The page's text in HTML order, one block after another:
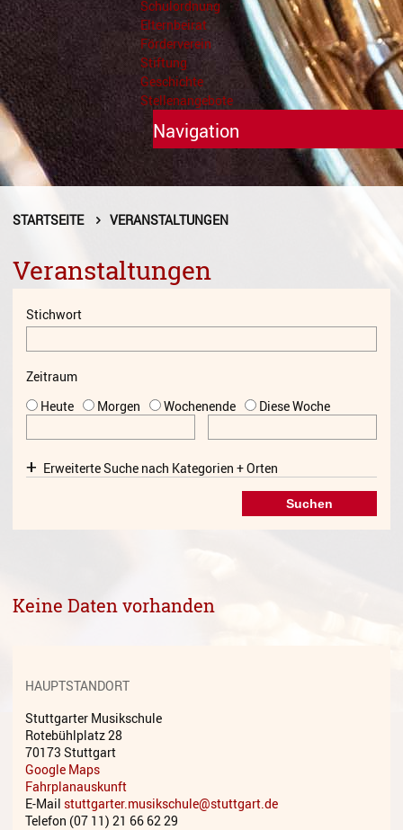
Schulordnung
Elternbeirat
Förderverein
Stiftung
Geschichte
Stellenangebote
Navigation
Unterricht
Fächer A - Z
Dirigieren
Feldenkrais
Instrumentenkarussell
Coaching
Schlaginstrumente
STARTSEITE VERANSTALTUNGEN
Veranstaltungen
Stichwort
Zeitraum
Heute
Morgen Wochenende Diese Woche
Erweiterte Suche nach Kategorien + Orten
Keine Daten vorhanden
HAUPTSTANDORT
Stuttgarter Musikschule
Rotebühlplatz 28
70173 Stuttgart
Google Maps
Fahrplanauskunft
E-Mail stuttgarter.musikschule@stuttgart.de
Telefon (07 11) 21 66 62 29